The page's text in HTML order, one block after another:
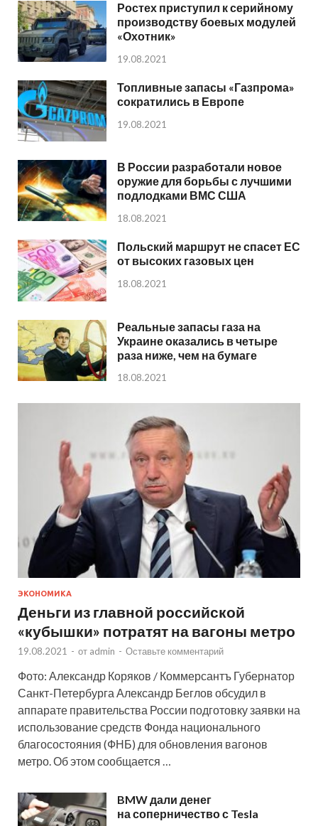
Ростех приступил к серийному
производству боевых модулей
«Охотник»
19.08.2021
Топливные запасы «Газпрома»
сократились в Европе
19.08.2021
В России разработали новое
оружие для борьбы с лучшими
подлодками ВМС США
18.08.2021
Польский маршрут не спасет ЕС
от высоких газовых цен
18.08.2021
Реальные запасы газа на
Украине оказались в четыре
раза ниже, чем на бумаге
18.08.2021
ЭКОНОМИКА
Деньги из главной российской
«кубышки» потратят на вагоны метро
19.08.2021 - от admin - Оставьте комментарий
Фото: Александр Коряков / Коммерсантъ Губернатор
Санкт-Петербурга Александр Беглов обсудил в
аппарате правительства России подготовку заявки на
использование средств Фонда национального
благосостояния (ФНБ) для обновления вагонов
метро. Об этом сообщается …
BMW дали денег
на соперничество с Tesla